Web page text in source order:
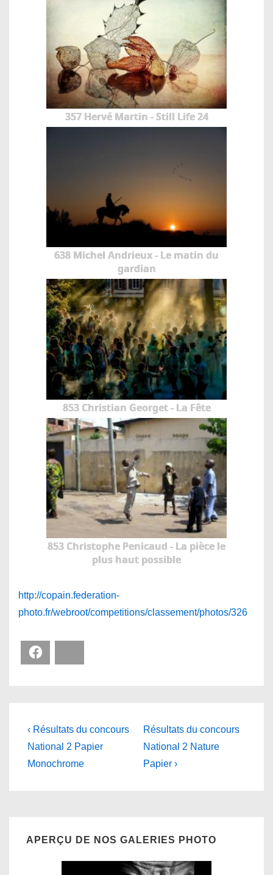
357 Hervé Martin - Still Life 24
638 Michel Andrieux - Le matin du
gardian
853 Christian Georget - La Fête
853 Christophe Penicaud - La pièce le
plus haut possible
http://copain.federation-
photo.fr/webroot/competitions/classement/photos/326
Navigation
de
l’article
Previous
Post
is
‹ Résultats du concours
National 2 Papier
Monochrome
Next
Post
is
Résultats du concours
National 2 Nature
Papier ›
APERÇU DE NOS GALERIES PHOTO